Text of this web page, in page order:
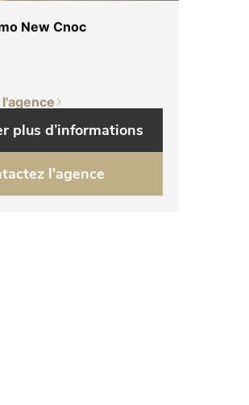
New Cnoc
plus d’informations
l'agence